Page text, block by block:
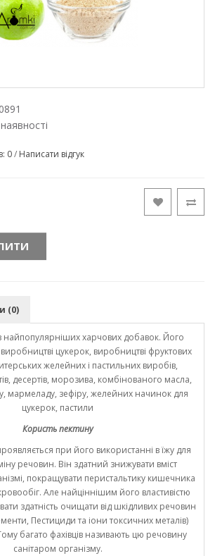
0/ Написати відгук
(0)
найпопулярніших харчових добавок. Його
цукерок, виробництві фруктових
желейних і пастильних виробів,
десертів, морозива, комбінованого масла,
мармеладу, зефіру, желейних начинок для
цукерок, пастили
Користь пектину
при його використанні в їжу для
речовин. Він здатний знижувати вміст
покращувати перистальтику кишечника
Але найціннішим його властивістю
здатність очищати від шкідливих речовин
Пестициди та іони токсичних металів)
багато фахівців називають цю речовину
санітаром організму.